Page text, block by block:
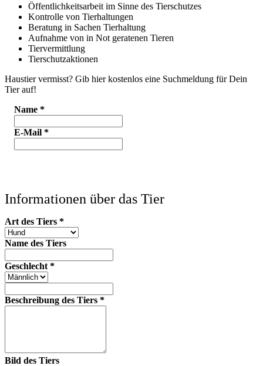
Öffentlichkeitsarbeit im Sinne des Tierschutzes
Kontrolle von Tierhaltungen
Beratung in Sachen Tierhaltung
Aufnahme von in Not geratenen Tieren
Tiervermittlung
Tierschutzaktionen
Haustier vermisst? Gib hier kostenlos eine Suchmeldung für Dein
Tier auf!
Name *
E-Mail *
Informationen über das Tier
Art des Tiers *
Name des Tiers
Geschlecht *
Beschreibung des Tiers *
Bild des Tiers